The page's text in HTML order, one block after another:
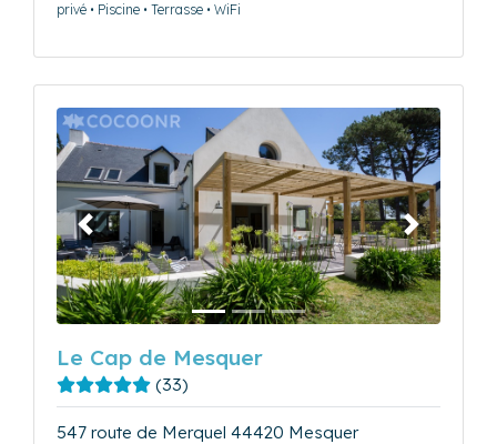
privé • Piscine • Terrasse • WiFi
Précédent Suivant
Le Cap de Mesquer
(33)
547 route de Merquel 44420 Mesquer